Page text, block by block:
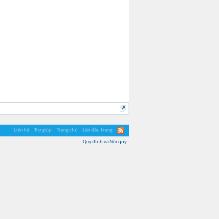
Liên hệ Trợ giúp Trang chủ Lên đầu trang
Quy định và Nội quy